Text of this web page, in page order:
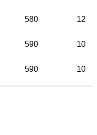
580 12
590 10
590 10